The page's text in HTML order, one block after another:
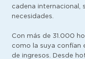
cadena internacional,
necesidades.
Con más de 31.000
como la suya confían
de ingresos. Desde